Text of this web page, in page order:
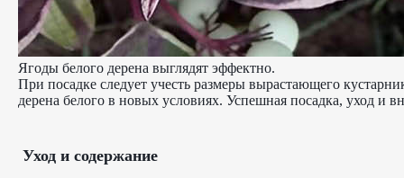
Ягоды белого дерена выглядят эффектно.
При посадке следует учесть размеры вырастающего
дерена белого в новых условиях. Успешная посадка, уход и
Уход и содержание